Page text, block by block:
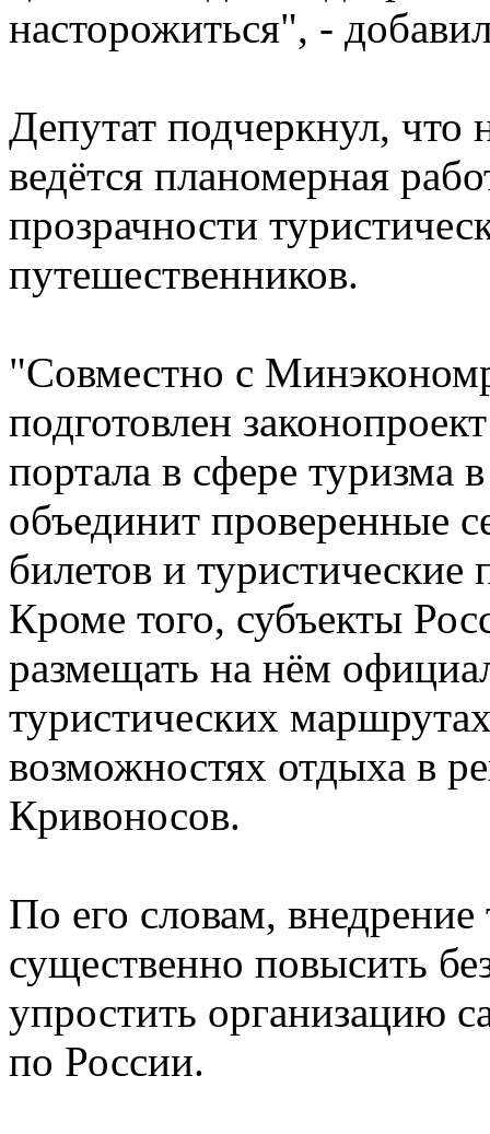
насторожиться", -
Депутат подчеркнул, что
ведётся планомерная
прозрачности
путешественников.
"Совместно с
подготовлен
портала в сфере туризма
объединит проверенные
билетов и
Кроме того, субъекты
размещать на нём
туристических
возможностях отдыха в
Кривоносов.
По его словам, внедрение
существенно повысить
упростить организацию
по России.